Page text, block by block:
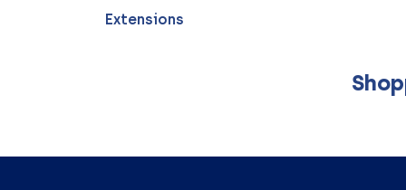
Extensions